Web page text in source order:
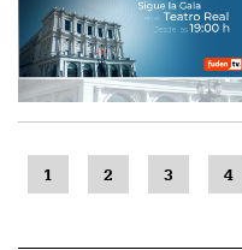
1 2 3 4